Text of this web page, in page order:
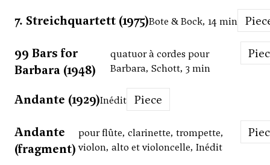
7. Streichquartett (1975)Bote & Bock, 14 min
99 Bars for
Barbara (1948)
quatuor à cordes pour
Barbara, Schott, 3 min
Andante (1929)Inédit Piece
Andante
(fragment)
pour flûte, clarinette, trompette,
violon, alto et violoncelle, Inédit